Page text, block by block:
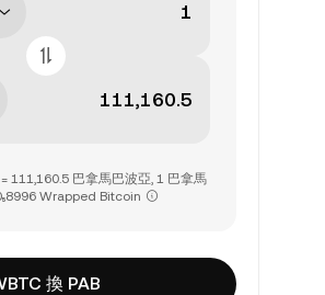
111,160.5 巴拿馬巴波亞, 1 巴拿馬
Wrapped Bitcoin
換 PAB